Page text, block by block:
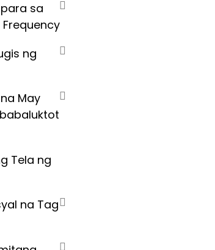
sa
ng
May
Tela ng
na Tag